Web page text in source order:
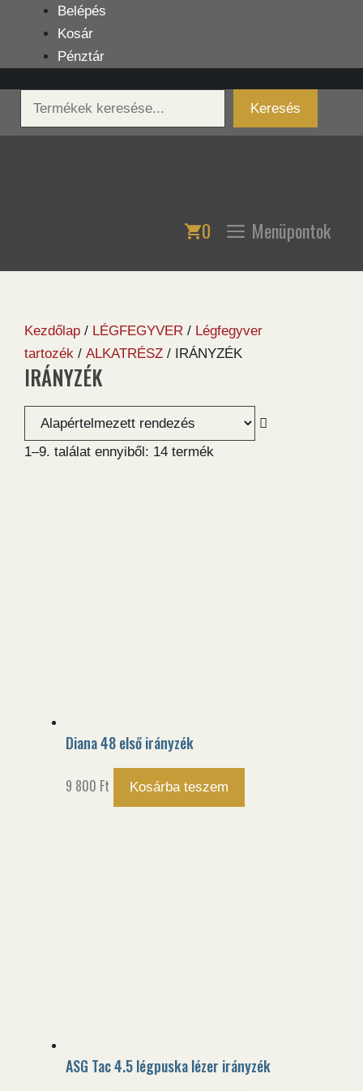
tartalomba
Belépés
Kosár
Pénztár
Keresés
Keresés
0 Menüpontok
Kezdőlap / LÉGFEGYVER / Légfegyver
tartozék / ALKATRÉSZ / IRÁNYZÉK
IRÁNYZÉK
1–9. találat ennyiből: 14 termék
Diana 48 első irányzék
9 800 Ft Kosárba teszem
ASG Tac 4.5 légpuska lézer irányzék